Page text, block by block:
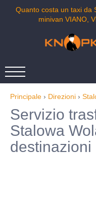
Quanto costa un taxi da
minivan VIANO,
Principale › Direzioni ›
Servizio
Stalowa
destinazioni